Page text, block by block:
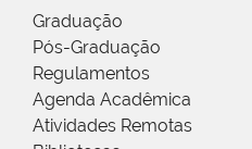
Graduação
Pós-Graduação
Regulamentos
Agenda Acadêmica
Atividades Remotas